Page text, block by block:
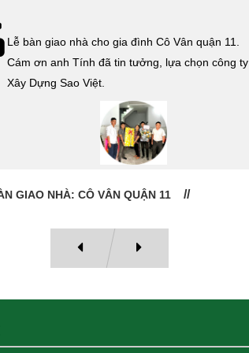
Xây Dựng Sao Việt vừa ký hợp đồng xây dựng
nhà cho cô Kim Thanh Quận 6. Cám ơn cô đã tin
tưởng lựa chọn công ty Xây Dựng Sao Việt.
THI CÔNG TRỌN GÓI QUẬN 6